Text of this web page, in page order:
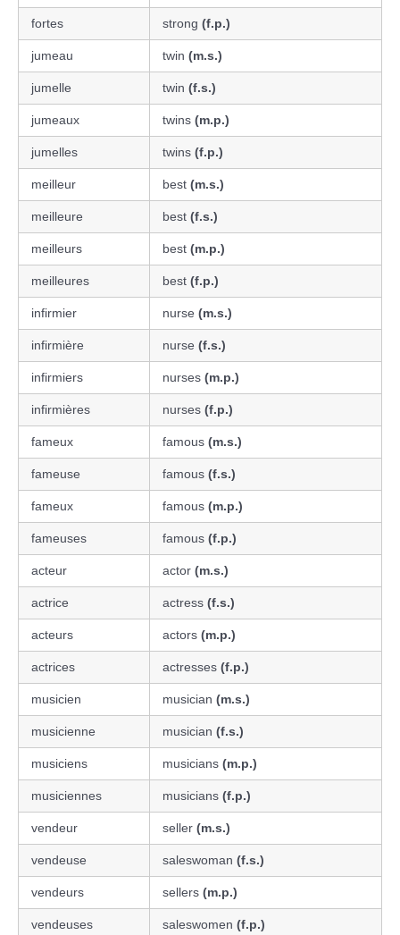
fortes strong (f.p.)
jumeau twin (m.s.)
jumelle twin (f.s.)
jumeaux twins (m.p.)
jumelles twins (f.p.)
meilleur best (m.s.)
meilleure best (f.s.)
meilleurs best (m.p.)
meilleures best (f.p.)
infirmier nurse (m.s.)
infirmière nurse (f.s.)
infirmiers nurses (m.p.)
infirmières nurses (f.p.)
fameux famous (m.s.)
fameuse famous (f.s.)
fameux famous (m.p.)
fameuses famous (f.p.)
acteur actor (m.s.)
actrice actress (f.s.)
acteurs actors (m.p.)
actrices actresses (f.p.)
musicien musician (m.s.)
musicienne musician (f.s.)
musiciens musicians (m.p.)
musiciennes musicians (f.p.)
vendeur seller (m.s.)
vendeuse saleswoman (f.s.)
vendeurs sellers (m.p.)
vendeuses saleswomen (f.p.)